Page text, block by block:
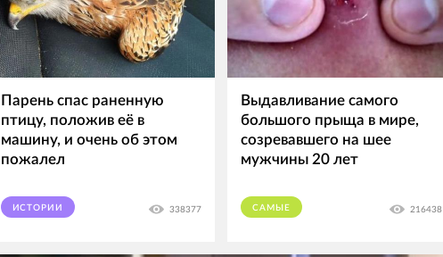
Парень спас раненную
птицу, положив её в
машину, и очень об этом
пожалел
ИСТОРИИ 338377
Выдавливание самого
большого прыща в мире,
созревавшего на шее
мужчины 20 лет
САМЫЕ 216438